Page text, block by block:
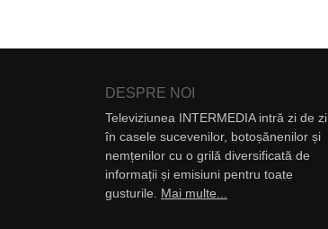
DESPRE NOI
Televiziunea INTERMEDIA intră zi de zi
în casele sucevenilor, botoșănenilor și
nemțenilor cu o grilă diversificată de
informații și emisiuni pentru toate
gusturile. Mai multe...